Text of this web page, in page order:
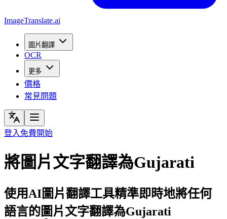
ImageTranslate.ai
圖片翻譯
OCR
更多
價格
常見問題
登入 免費開始
將圖片文字翻譯為Gujarati
使用AI圖片翻譯工具精準即時地將任何
語言的圖片文字翻譯為Gujarati